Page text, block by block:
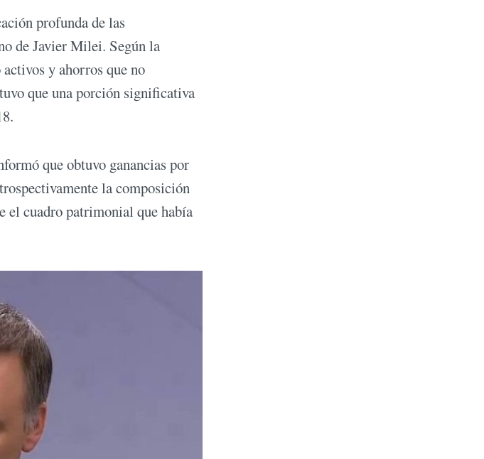
profunda de las
de Javier Milei. Según la
y ahorros que no
que una porción significativa
que obtuvo ganancias por
la composición
cuadro patrimonial que había